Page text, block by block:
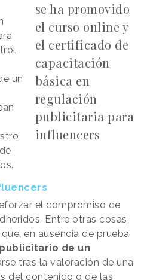
se ha promovido
el curso online y
el certificado de
capacitación
básica en
regulación
publicitaria para
influencers
un
el compromiso de
Entre otras cosas,
en ausencia de prueba
de un
tras la valoración de una
del contenido o de las